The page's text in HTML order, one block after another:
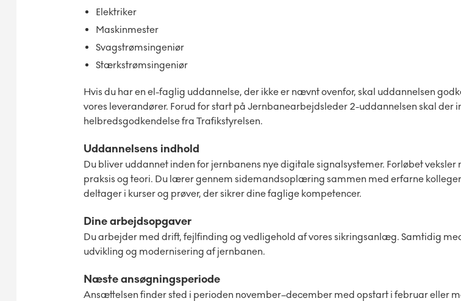
Elektriker
Maskinmester
Svagstrømsingeniør
Stærkstrømsingeniør
Hvis du har en el-faglig uddannelse, der ikke er nævnt ovenfor, skal uddannelsen
vores leverandører. Forud for start på Jernbanearbejdsleder 2-uddannelsen skal der
helbredsgodkendelse fra Trafikstyrelsen.
Uddannelsens indhold
Du bliver uddannet inden for jernbanens nye digitale signalsystemer. Forløbet veksler
praksis og teori. Du lærer gennem sidemandsoplæring sammen med erfarne
deltager i kurser og prøver, der sikrer dine faglige kompetencer.
Dine arbejdsopgaver
Du arbejder med drift, fejlfinding og vedligehold af vores sikringsanlæg. Samtidig
udvikling og modernisering af jernbanen.
Næste ansøgningsperiode
Ansættelsen finder sted i perioden november–december med opstart i februar eller